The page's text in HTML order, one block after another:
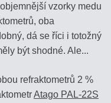
vzorky medu
oba
dá se říci i totožný
být shodné. Ale...
refraktometrů 2 %
Atago PAL-22S